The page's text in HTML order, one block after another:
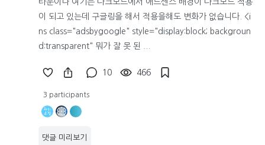
타운이나 여기는 다크모드에서 애드센스 배경이 다크모드 적용
이 되고 있는데 구글링을 해서 적용을해도 변화가 없습니다. <i
ns class="adsbygoogle" style="display:block; backgroun
d:transparent" 뭐가 잘 못 된 ...
10 466
3 participants
댓글 미리보기